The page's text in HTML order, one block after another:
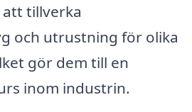
tillverka
och utrustning för olika
gör dem till en
inom industrin.